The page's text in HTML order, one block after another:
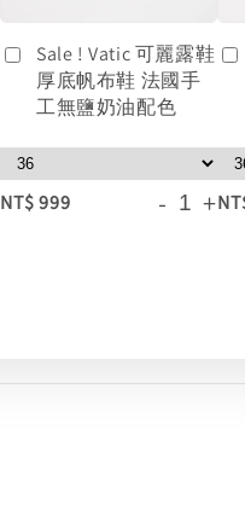
Sale ! Vatic 可麗露鞋
厚底帆布鞋 法國手
工無鹽奶油配色
NT$ 999 - +